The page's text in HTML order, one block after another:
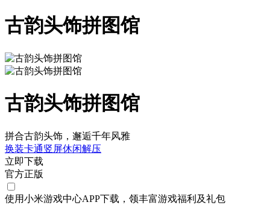
古韵头饰拼图馆
古韵头饰拼图馆
拼合古韵头饰，邂逅千年风雅
换装卡通竖屏休闲解压
立即下载
官方正版
使用小米游戏中心APP下载 ，领丰富游戏福利 及礼包